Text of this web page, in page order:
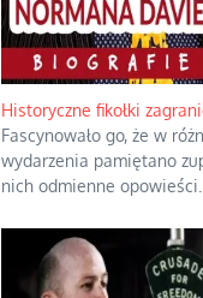
Historyczne fikołki
Fascynowało go, że w
wydarzenia pamiętano
nich odmienne opowieści.